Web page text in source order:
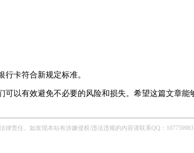
卡符合新规定标准。
以有效避免不必要的风险和损失。希望这篇文章能
责任。如发现本站有涉嫌侵权/违法违规的内容请联系QQ：107759983